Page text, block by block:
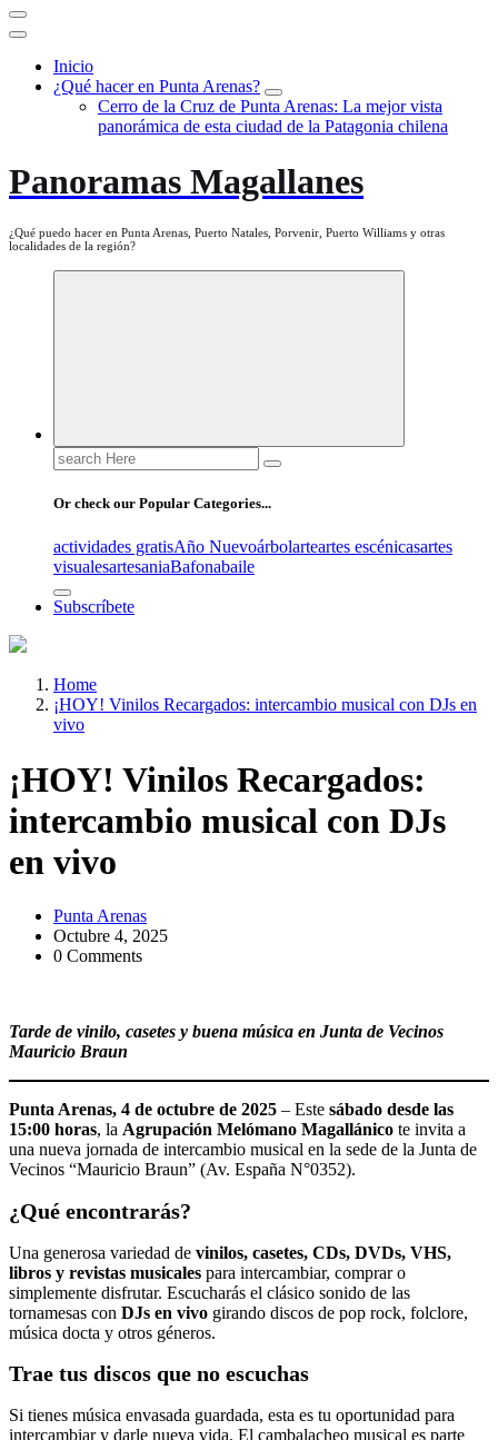
Inicio
¿Qué hacer en Punta Arenas?
Cerro de la Cruz de Punta Arenas: La mejor vista
panorámica de esta ciudad de la Patagonia chilena
Panoramas Magallanes
¿Qué puedo hacer en Punta Arenas, Puerto Natales, Porvenir, Puerto Williams y otras
localidades de la región?
Search
for:
Or check our Popular Categories...
actividades gratisAño Nuevoárbolarteartes escénicasartes
visualesartesaniaBafonabaile
Subscríbete
Home
¡HOY! Vinilos Recargados: intercambio musical con DJs en
vivo
¡HOY! Vinilos Recargados:
intercambio musical con DJs
en vivo
Punta Arenas
Octubre 4, 2025
0 Comments
Tarde de vinilo, casetes y buena música en Junta de Vecinos
Mauricio Braun
Punta Arenas, 4 de octubre de 2025 – Este sábado desde las
15:00 horas, la Agrupación Melómano Magallánico te invita a
una nueva jornada de intercambio musical en la sede de la Junta de
Vecinos “Mauricio Braun” (Av. España N°0352).
¿Qué encontrarás?
Una generosa variedad de vinilos, casetes, CDs, DVDs, VHS,
libros y revistas musicales para intercambiar, comprar o
simplemente disfrutar. Escucharás el clásico sonido de las
tornamesas con DJs en vivo girando discos de pop rock, folclore,
música docta y otros géneros.
Trae tus discos que no escuchas
Si tienes música envasada guardada, esta es tu oportunidad para
intercambiar y darle nueva vida. El cambalacheo musical es parte